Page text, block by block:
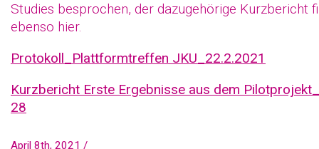
Studies besprochen, der dazugehörige Kurzbericht
ebenso hier.
Protokoll_Plattformtreffen JKU_22.2.2021
Kurzbericht Erste Ergebnisse aus dem
28
April 8th, 2021 /